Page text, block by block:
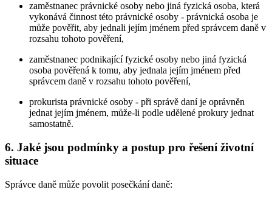
zaměstnanec právnické osoby nebo jiná fyzická osoba, která
vykonává činnost této právnické osoby - právnická osoba je
může pověřit, aby jednali jejím jménem před správcem daně v
rozsahu tohoto pověření,
zaměstnanec podnikající fyzické osoby nebo jiná fyzická
osoba pověřená k tomu, aby jednala jejím jménem před
správcem daně v rozsahu tohoto pověření,
prokurista právnické osoby - při správě daní je oprávněn
jednat jejím jménem, může-li podle udělené prokury jednat
samostatně.
6. Jaké jsou podmínky a postup pro řešení životní
situace
Správce daně může povolit posečkání daně: